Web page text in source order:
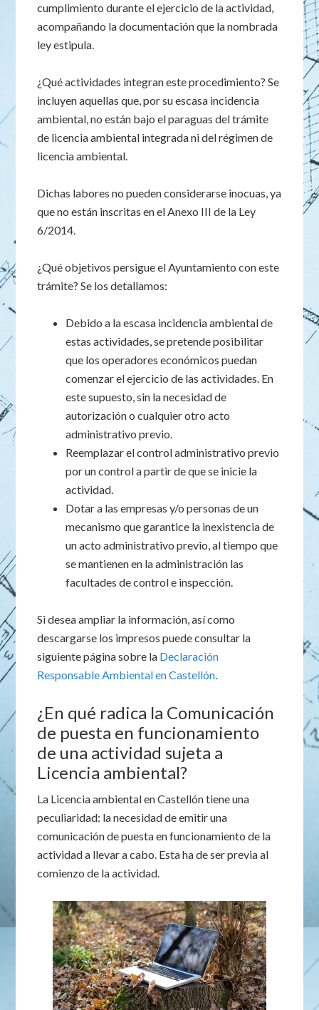
cumplimiento durante el ejercicio de la actividad,
acompañando la documentación que la nombrada
ley estipula.
¿Qué actividades integran este procedimiento? Se
incluyen aquellas que, por su escasa incidencia
ambiental, no están bajo el paraguas del trámite
de licencia ambiental integrada ni del régimen de
licencia ambiental.
Dichas labores no pueden considerarse inocuas, ya
que no están inscritas en el Anexo III de la Ley
6/2014.
¿Qué objetivos persigue el Ayuntamiento con este
trámite? Se los detallamos:
Debido a la escasa incidencia ambiental de
estas actividades, se pretende posibilitar
que los operadores económicos puedan
comenzar el ejercicio de las actividades. En
este supuesto, sin la necesidad de
autorización o cualquier otro acto
administrativo previo.
Reemplazar el control administrativo previo
por un control a partir de que se inicie la
actividad.
Dotar a las empresas y/o personas de un
mecanismo que garantice la inexistencia de
un acto administrativo previo, al tiempo que
se mantienen en la administración las
facultades de control e inspección.
Si desea ampliar la información, así como
descargarse los impresos puede consultar la
siguiente página sobre la Declaración
Responsable Ambiental en Castellón.
¿En qué radica la Comunicación
de puesta en funcionamiento
de una actividad sujeta a
Licencia ambiental?
La Licencia ambiental en Castellón tiene una
peculiaridad: la necesidad de emitir una
comunicación de puesta en funcionamiento de la
actividad a llevar a cabo. Esta ha de ser previa al
comienzo de la actividad.